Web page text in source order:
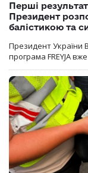
Перші
Президент
балістикою та
Президент України
програма FREYJA